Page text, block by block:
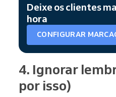
Deixe os clientes
hora
CONFIGURAR
4. Ignorar
por isso)